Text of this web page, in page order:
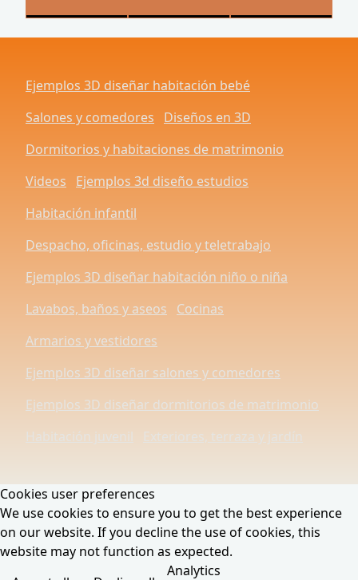
Ejemplos 3D diseñar habitación bebé
Salones y comedores
Diseños en 3D
Dormitorios y habitaciones de matrimonio
Videos
Ejemplos 3d diseño estudios
Habitación infantil
Despacho, oficinas, estudio y teletrabajo
Ejemplos 3D diseñar habitación niño o niña
Lavabos, baños y aseos
Cocinas
Armarios y vestidores
Ejemplos 3D diseñar salones y comedores
Ejemplos 3D diseñar dormitorios de matrimonio
Habitación juvenil
Exteriores, terraza y jardín
Cookies user preferences
We use cookies to ensure you to get the best experience
on our website. If you decline the use of cookies, this
website may not function as expected.
Analytics